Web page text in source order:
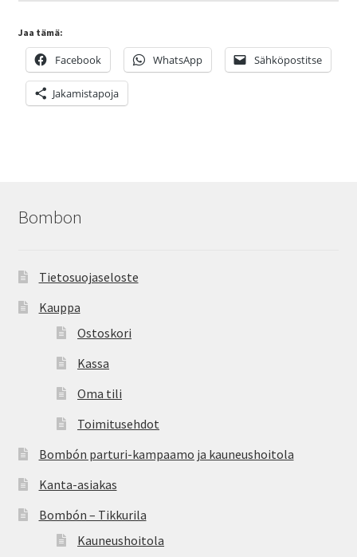
Jaa tämä:
Facebook WhatsApp Sähköpostitse
Jakamistapoja
Bombon
Tietosuojaseloste
Kauppa
Ostoskori
Kassa
Oma tili
Toimitusehdot
Bombón parturi-kampaamo ja kauneushoitola
Kanta-asiakas
Bombón – Tikkurila
Kauneushoitola